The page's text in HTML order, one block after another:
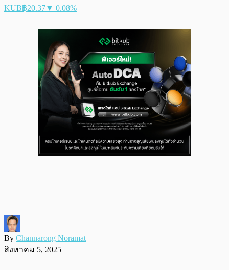
KUB฿20.37▼ 0.08%
By Channarong Noramat
สิงหาคม 5, 2025